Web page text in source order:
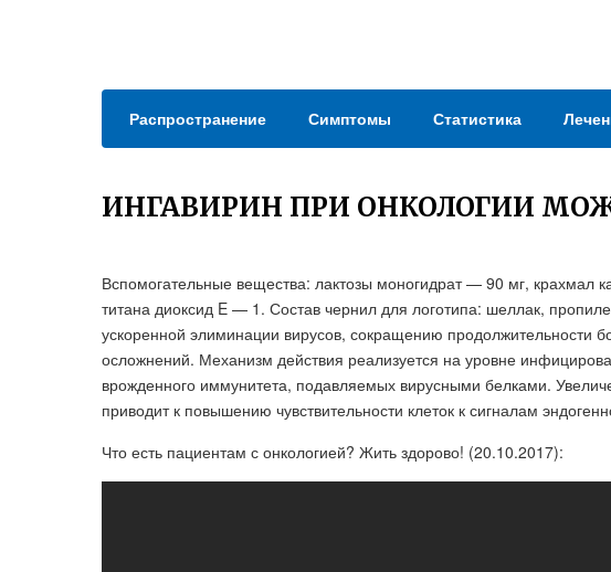
Распространение Симптомы Статистика
ИНГАВИРИН ПРИ ОНКОЛОГИИ
Вспомогательные вещества: лактозы моногидрат — 90 мг, крахмал
титана диоксид E — 1. Состав чернил для логотипа: шеллак,
ускоренной элиминации вирусов, сокращению продолжительности
осложнений. Механизм действия реализуется на уровне
врожденного иммунитета, подавляемых вирусными белками.
приводит к повышению чувствительности клеток к сигналам
Что есть пациентам с онкологией? Жить здорово! (20.10.2017):